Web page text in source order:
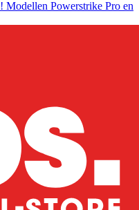
! Modellen Powerstrike Pro en